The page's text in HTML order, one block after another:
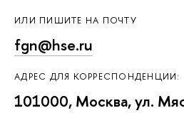
ИЛИ ПИШИТЕ НА ПОЧТУ
fgn@hse.ru
АДРЕС ДЛЯ КОРРЕСПОНДЕНЦИИ:
101000, Москва, ул.